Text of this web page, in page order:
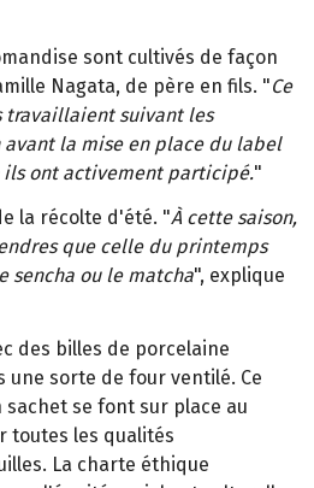
sont cultivés de façon
Nagata, de père en fils. "Ce
travaillaient suivant les
la mise en place du label
ils ont activement participé."
la récolte d'été. "À cette saison,
que celle du printemps
sencha ou le matcha", explique
des billes de porcelaine
une sorte de four ventilé. Ce
se font sur place au
toutes les qualités
La charte éthique